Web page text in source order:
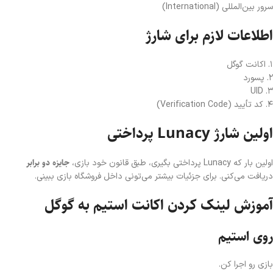
سرور بین‌المللی (International)
اطلاعات لازم برای شارژ
۱. اکانت گوگل
۲. پسورد
۳. UID
۴. کد تأیید (Verification Code)
اولین شارژ Lunacy پرداختی
اولین بار که Lunacy پرداختی بگیری، طبق قانون خود بازی، جایزه دو برابر
دریافت می‌کنی. برای جزئیات بیشتر می‌تونی داخل فروشگاه بازی ببینی.
آموزش لینک کردن اکانت استیم به گوگل
روی استیم
بازی رو اجرا کن.